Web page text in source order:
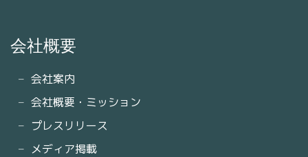
会社概要
会社案内
会社概要・ミッション
プレスリリース
メディア掲載